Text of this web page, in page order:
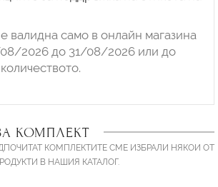
валидна само в онлайн магазина
2026 до 31/08/2026 или до
КОМПЛЕКТ
КОМПЛЕКТИТЕ СМЕ ИЗБРАЛИ НЯКОИ ОТ
В НАШИЯ КАТАЛОГ.